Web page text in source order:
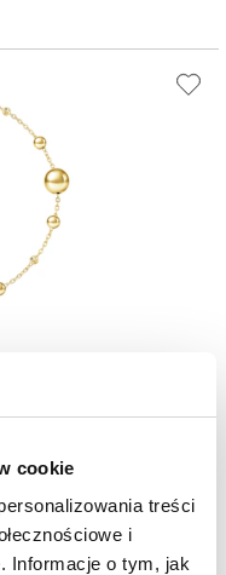
cookie
treści
i
Informacje o tym, jak